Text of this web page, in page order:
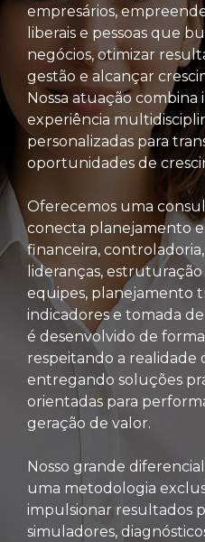
empresários,
liberais e pessoas que
negócios, otimizar
gestão e alcançar
Nossa atuação
experiência
personalizadas para
oportunidades de
Oferecemos uma
conecta planejamento
financeira,
lideranças,
equipes, planejamento
indicadores e tomada
é desenvolvido de
respeitando a realidade
entregando soluções
orientadas para
geração de valor.
Nosso grande
uma metodologia
impulsionar resultados
simuladores,